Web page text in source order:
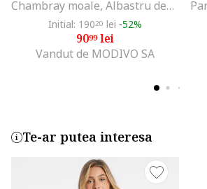
Chambray moale, Albastru deschis, 100% bumbac, Albastru
Initial: 19020 lei -52%
9099lei
Vandut de MODIVO SA
Te-ar putea interesa